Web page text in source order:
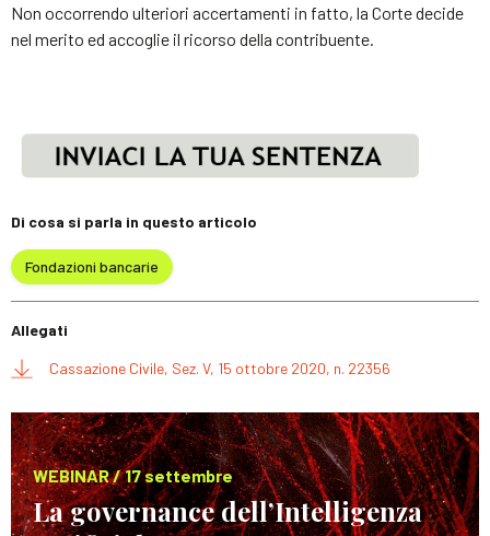
Non occorrendo ulteriori accertamenti in fatto, la Corte decide
nel merito ed accoglie il ricorso della contribuente.
Di cosa si parla in questo articolo
Fondazioni bancarie
Allegati
Cassazione Civile, Sez. V, 15 ottobre 2020, n. 22356
WEBINAR / 17 settembre
La governance dell’Intelligenza